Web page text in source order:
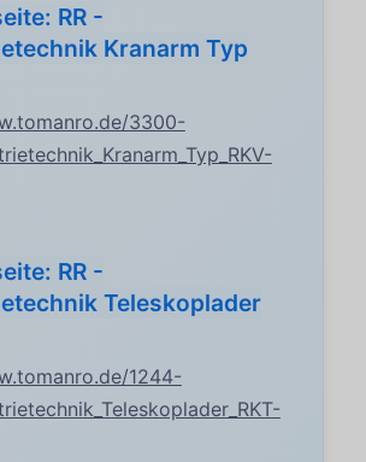
RR -
Kranarm Typ
3300-
RR -
Teleskoplader
1244-